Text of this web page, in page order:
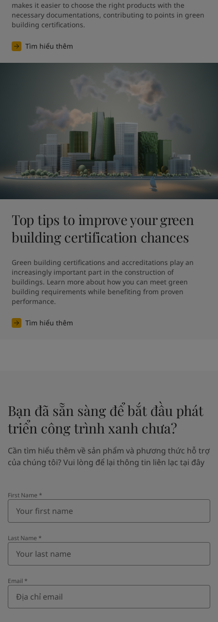
makes it easier to choose the right products with the
necessary documentations, contributing to points in green
building certifications.
Tìm hiểu thêm
Top tips to improve your green
building certification chances
Green building certifications and accreditations play an
increasingly important part in the construction of
buildings. Learn more about how you can meet green
building requirements while benefiting from proven
performance.
Tìm hiểu thêm
Bạn đã sẵn sàng để bắt đầu phát
triển công trình xanh chưa?
Cần tìm hiểu thêm về sản phẩm và phương thức hỗ trợ
của chúng tôi? Vui lòng để lại thông tin liên lạc tại đây
First Name *
Last Name *
Email *